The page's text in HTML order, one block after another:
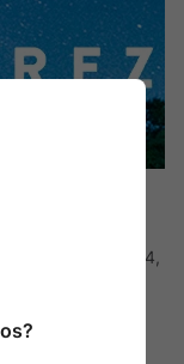
considerado
Desde que
família em 1994,
em seus
Com mais de
Advocate e
cria vinhos